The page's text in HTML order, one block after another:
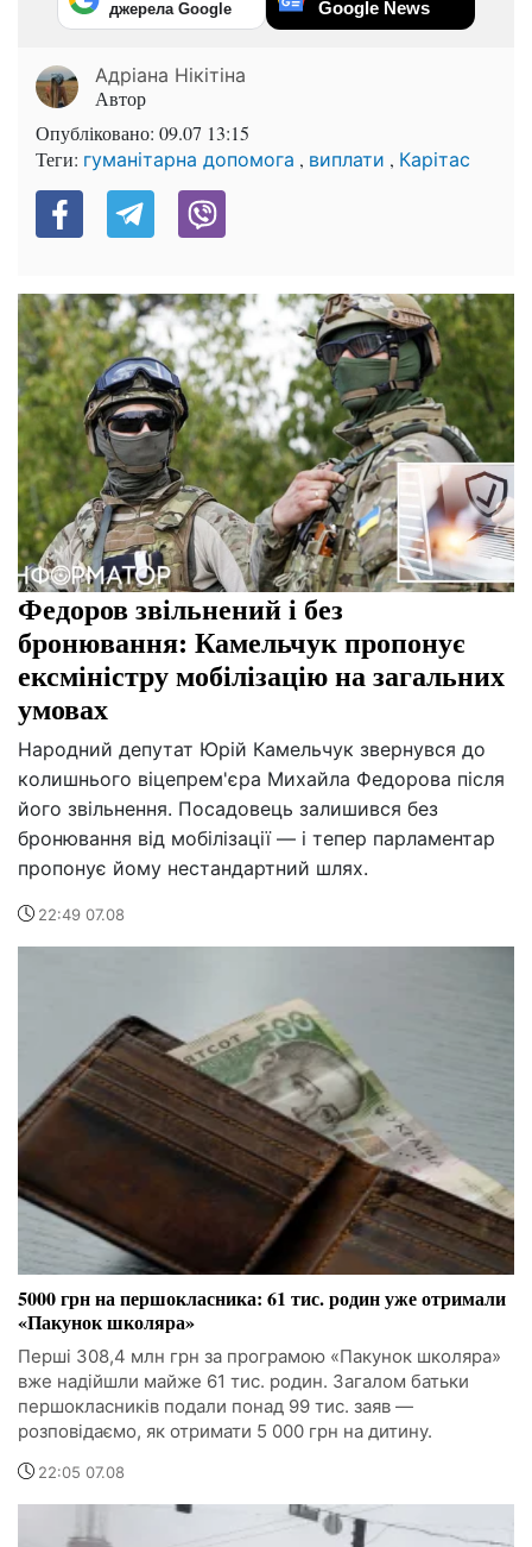
джерела Google Google News
Адріана Нікітіна
Автор
Опубліковано: 09.07 13:15
Теги: гуманітарна допомога , виплати , Карітас
Федоров звільнений і без
бронювання: Камельчук пропонує
ексміністру мобілізацію на загальних
умовах
Народний депутат Юрій Камельчук звернувся до
колишнього віцепрем'єра Михайла Федорова після
його звільнення. Посадовець залишився без
бронювання від мобілізації — і тепер парламентар
пропонує йому нестандартний шлях.
22:49 07.08
5000 грн на першокласника: 61 тис. родин уже отримали
«Пакунок школяра»
Перші 308,4 млн грн за програмою «Пакунок школяра»
вже надійшли майже 61 тис. родин. Загалом батьки
першокласників подали понад 99 тис. заяв —
розповідаємо, як отримати 5 000 грн на дитину.
22:05 07.08